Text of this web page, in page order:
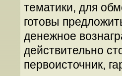
тематики, для
готовы
денежное
действительно
первоисточник,